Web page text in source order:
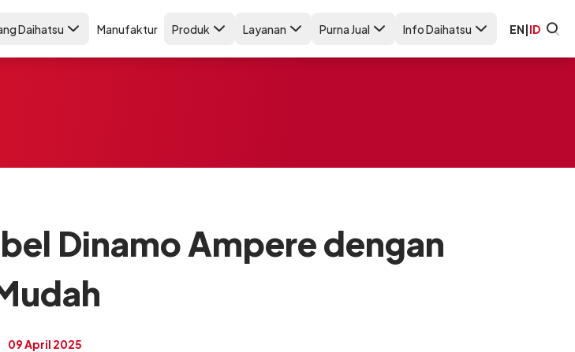
Daihatsu Manufaktur Produk Layanan Purna Jual Info Daihatsu EN|ID
Dinamo Ampere dengan
09 April 2025